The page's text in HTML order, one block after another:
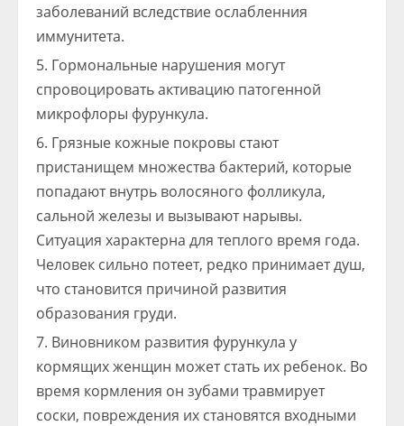
заболеваний вследствие ослабленния
иммунитета.
Гормональные нарушения могут
спровоцировать активацию патогенной
микрофлоры фурункула.
Грязные кожные покровы стают
пристанищем множества бактерий, которые
попадают внутрь волосяного фолликула,
сальной железы и вызывают нарывы.
Ситуация характерна для теплого время года.
Человек сильно потеет, редко принимает душ,
что становится причиной развития
образования груди.
Виновником развития фурункула у
кормящих женщин может стать их ребенок. Во
время кормления он зубами травмирует
соски, повреждения их становятся входными